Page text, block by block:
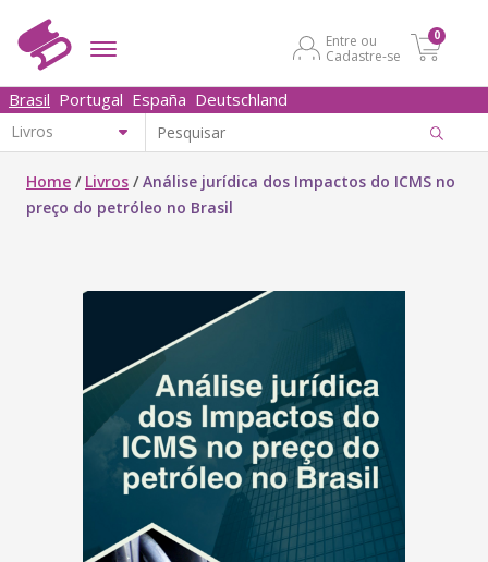
Entre ou
Cadastre-se
0
Brasil Portugal España Deutschland
Home / Livros /Análise jurídica dos Impactos do ICMS no
preço do petróleo no Brasil